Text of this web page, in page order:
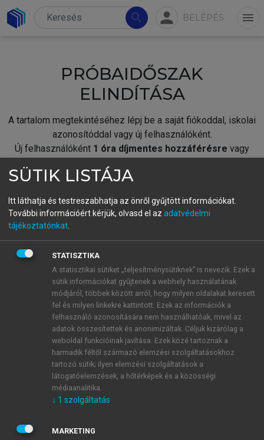
search person BELÉPÉS menu
PRÓBAIDŐSZAK
ELINDÍTÁSA
A tartalom megtekintéséhez lépj be a saját fiókoddal, iskolai
azonosítóddal vagy új felhasználóként.
Új felhasználóként 1 óra díjmentes hozzáférésre vagy
fiókoddal,vagy hozz létre új fiókot.
A regisztráció után apróbaidőszakautomatikusan
BELÉPÉS SAJÁT FIÓKKAL
ÚJ FIÓK LÉTREHOZÁSA
1 óra díjmentes hozzáférés
E-MAIL-CÍM
JELSZÓ
SÜTIK LISTÁJA
Itt láthatja és testreszabhatja az önről gyűjtött információkat.
További információért kérjük, olvasd el az adatvédelmi
tájékoztatónkat
STATISZTIKA
A statisztikai sütiket „teljesítménysütiknek” is nevezik. Ezek a
sütik információkat gyűjtenek a webhely használatának
módjáról, többek között arról, hogy milyen oldalakat keresett
fel és milyen linkekre kattintott. Ezek az információk a
felhasználó azonosítására nem használhatóak, mivel az
adatok összesítettek és anonimizáltak. Céljuk kizárólag a
weboldal funkcióinak javítása. Ezek közé tartoznak a
harmadik féltől származó elemzési szolgáltatásokhoz
tartozó sütik; ilyen elemzési szolgáltatások a
látogatóelemzések, a hőtérképek és a közösségi
médiaanalitika.
↓ 1 szolgáltatás
MARKETING